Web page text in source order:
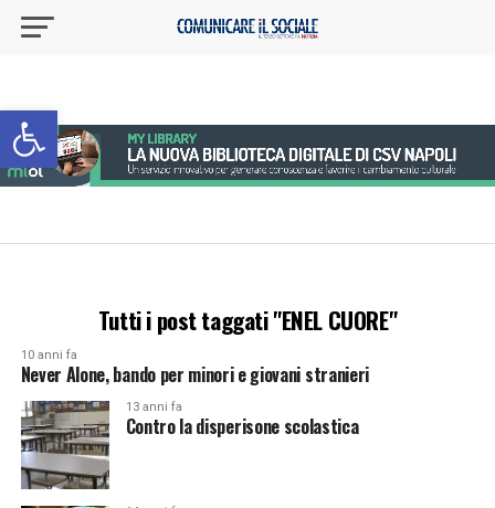
Apri la barra degli strumenti
Tutti i post taggati "ENEL CUORE"
10 anni fa
Never Alone, bando per minori e giovani stranieri
13 anni fa
Contro la disperisone scolastica